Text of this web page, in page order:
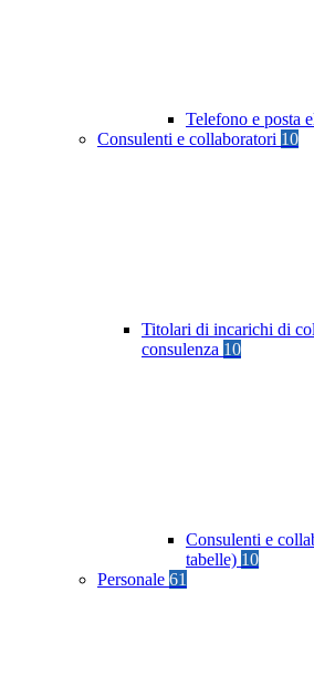
Telefono e posta
Consulenti e collaboratori 10
Titolari di incarichi di
consulenza 10
Consulenti e
tabelle) 10
Personale 61